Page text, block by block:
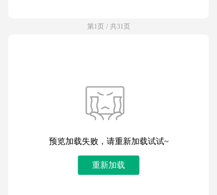
第1页 / 共31页
预览加载失败，请重新加载试试~
重新加载